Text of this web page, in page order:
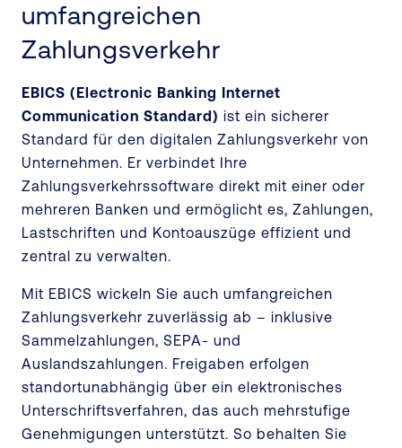
umfangreichen
Zahlungsverkehr
EBICS (Electronic Banking Internet
Communication Standard) ist ein sicherer
Standard für den digitalen Zahlungsverkehr von
Unternehmen. Er verbindet Ihre
Zahlungsverkehrssoftware direkt mit einer oder
mehreren Banken und ermöglicht es, Zahlungen,
Lastschriften und Kontoauszüge effizient und
zentral zu verwalten.
Mit EBICS wickeln Sie auch umfangreichen
Zahlungsverkehr zuverlässig ab – inklusive
Sammelzahlungen, SEPA- und
Auslandszahlungen. Freigaben erfolgen
standortunabhängig über ein elektronisches
Unterschriftsverfahren, das auch mehrstufige
Genehmigungen unterstützt. So behalten Sie